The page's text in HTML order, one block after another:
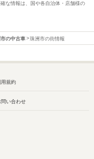
な情報は、国や各自治体・店舗様の
の中古車 珠洲市の街情報
用規約
問い合わせ